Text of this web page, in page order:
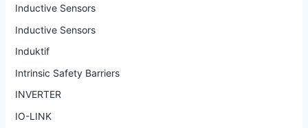
Inductive Sensors
Inductive Sensors
Induktif
Intrinsic Safety Barriers
INVERTER
IO-LINK